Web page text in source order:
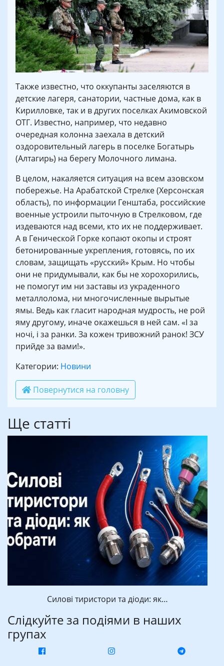
Также известно, что оккупанты заселяются в
детские лагеря, санатории, частные дома, как в
Кирилловке, так и в других поселках Акимовской
ОТГ. Известно, например, что недавно
очередная колонна заехала в детский
оздоровительный лагерь в поселке Богатырь
(Алтагирь) на берегу Молочного лимана.
В целом, накаляется ситуация на всем азовском
побережье. На Арабатской Стрелке (Херсонская
область), по информации Генштаба, российские
военные устроили пыточную в Стрелковом, где
издеваются над всеми, кто их не поддерживает.
А в Генической Горке копают окопы и строят
бетонированные укрепления, готовясь, по их
словам, защищать «русский» Крым. Но чтобы
они не придумывали, как бы не хорохорились,
не помогут им ни заставы из украденного
металлолома, ни многочисленные вырытые
ямы. Ведь как гласит народная мудрость, не рой
яму другому, иначе окажешься в ней сам. «І за
ночі, і за ранки. За кожен тривожний ранок! ЗСУ
прийде за вами!».
Категории: Новини
Повернутися на головну
Ще статті
Силові тиристори та діоди: як…
Слідкуйте за подіями в наших
групах